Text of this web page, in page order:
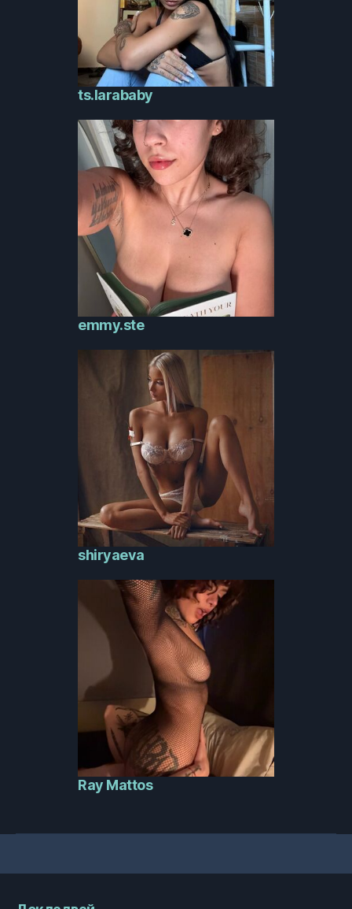
ts.larababy
emmy.ste
shiryaeva
Ray Mattos